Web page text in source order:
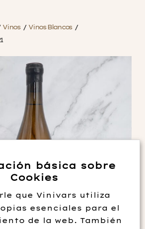
Vinos / Vinos Blancos /
básica sobre
Cookies
que Vinivars utiliza
esenciales para el
de la web. También